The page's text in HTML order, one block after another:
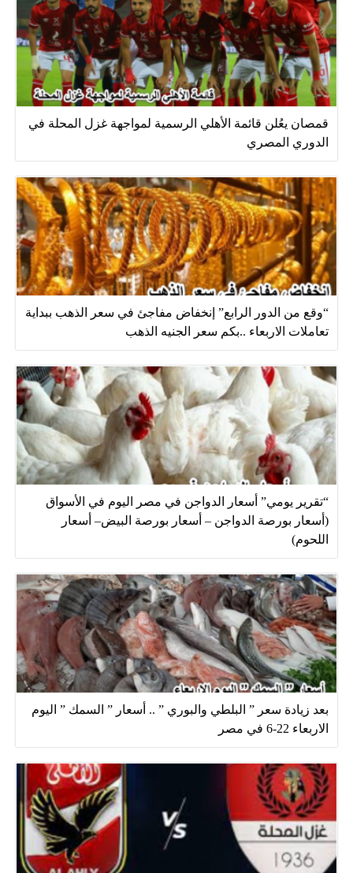
قمصان يعُلن قائمة الأهلي الرسمية لمواجهة غزل المحلة في
الدوري المصري
“وقع من الدور الرابع” إنخفاض مفاجئ في سعر الذهب ببداية
تعاملات الاربعاء ..بكم سعر الجنيه الذهب
“تقرير يومي” أسعار الدواجن في مصر اليوم في الأسواق
(أسعار بورصة الدواجن – أسعار بورصة البيض– أسعار
اللحوم)
بعد زيادة سعر ” البلطي والبوري ” .. أسعار ” السمك ” اليوم
الاربعاء 22-6 في مصر